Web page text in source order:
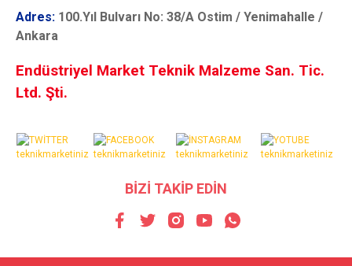
Adres: 100.Yıl Bulvarı No: 38/A Ostim / Yenimahalle /
Ankara
Endüstriyel Market Teknik Malzeme San. Tic.
Ltd. Şti.
BİZİ TAKİP EDİN